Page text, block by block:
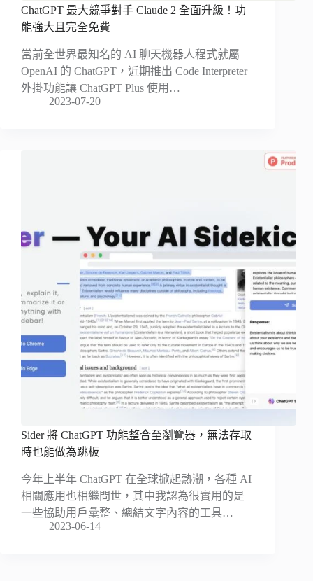
ChatGPT 最大競爭對手 Claude 2 全面升級！功
能強大且完全免費
當前全世界最知名的 AI 聊天機器人程式就屬
OpenAI 的 ChatGPT，近期推出 Code Interpreter
外掛功能讓 ChatGPT Plus 使用…
2023-07-20
Sider 將 ChatGPT 功能整合至瀏覽器，無法存取
時也能做為跳板
今年上半年 ChatGPT 在全球掀起熱潮，各種 AI
相關應用也相繼問世，其中我認為很實用的是
一些協助用戶彙整、總結文字內容的工具…
2023-06-14